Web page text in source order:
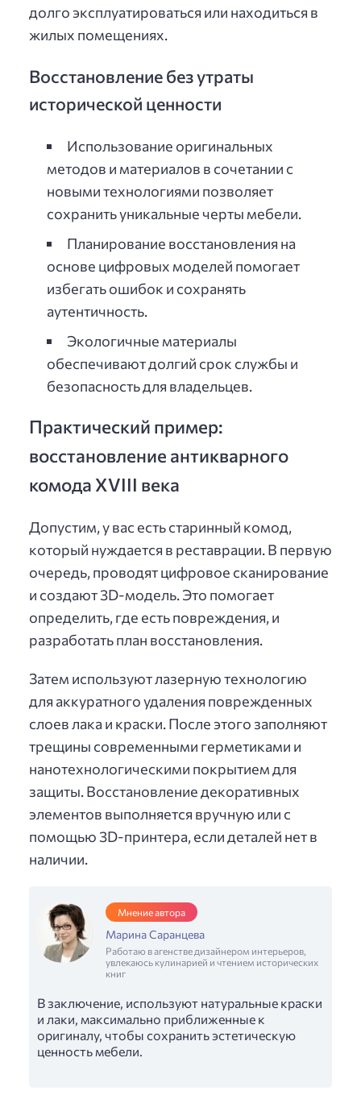
долго эксплуатироваться или находиться в
жилых помещениях.
Восстановление без утраты
исторической ценности
Использование оригинальных
методов и материалов в сочетании с
новыми технологиями позволяет
сохранить уникальные черты мебели.
Планирование восстановления на
основе цифровых моделей помогает
избегать ошибок и сохранять
аутентичность.
Экологичные материалы
обеспечивают долгий срок службы и
безопасность для владельцев.
Практический пример:
восстановление антикварного
комода XVIII века
Допустим, у вас есть старинный комод,
который нуждается в реставрации. В первую
очередь, проводят цифровое сканирование
и создают 3D-модель. Это помогает
определить, где есть повреждения, и
разработать план восстановления.
Затем используют лазерную технологию
для аккуратного удаления поврежденных
слоев лака и краски. После этого заполняют
трещины современными герметиками и
нанотехнологическими покрытием для
защиты. Восстановление декоративных
элементов выполняется вручную или с
помощью 3D-принтера, если деталей нет в
наличии.
Мнение автора
Марина Саранцева
Работаю в агенстве дизайнером интерьеров,
увлекаюсь кулинарией и чтением исторических
книг
В заключение, используют натуральные краски
и лаки, максимально приближенные к
оригиналу, чтобы сохранить эстетическую
ценность мебели.